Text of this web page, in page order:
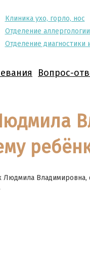
Клиника ухо, горло, нос
Отделение
Отделение диагностики
Вопрос-
Людмила